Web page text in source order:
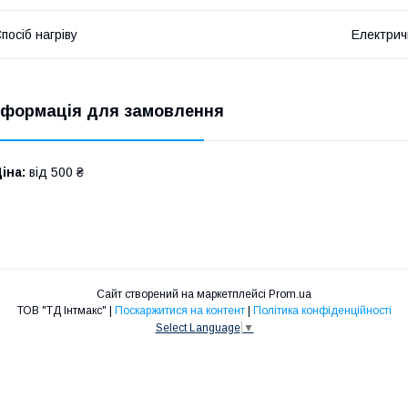
нагріву
для замовлення
від 500 ₴
Сайт створений на маркетплейсі Prom.ua
ТОВ "ТД Інтмакс" | Поскаржитися на контент | Політика конфіденційності
Select Language ▼